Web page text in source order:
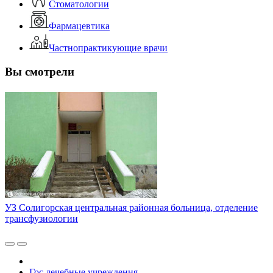
Стоматологии
Фармацевтика
Частнопрактикующие врачи
Вы смотрели
УЗ Солигорская центральная районная больница, отделение
трансфузиологии